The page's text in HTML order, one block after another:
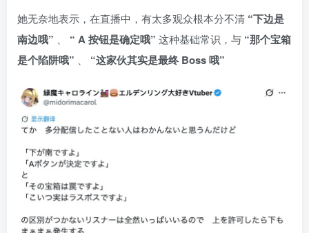
她无奈地表示，在直播中，有太多观众根本分不清 “下边是
南边哦” 、 “ A 按钮是确定哦” 这种基础常识，与 “那个宝箱
是个陷阱哦” 、 “这家伙其实是最终 Boss 哦”